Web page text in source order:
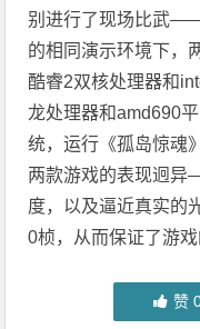
别进行了现场比武
的相同演示环境下，
酷睿2双核处理器和
龙处理器和amd690
统，运行《孤岛惊魂
两款游戏的表现迥
度，以及逼近真实的
0桢，从而保证了游
赞